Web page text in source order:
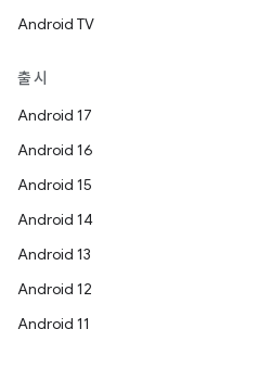
Android TV
출시
Android 17
Android 16
Android 15
Android 14
Android 13
Android 12
Android 11